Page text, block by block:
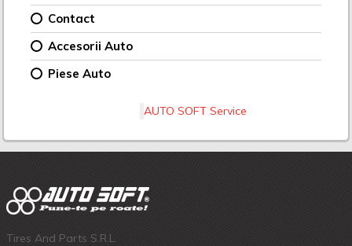
Contact
Accesorii Auto
Piese Auto
AUTO SOFT Service
Tires And Parts S.R.L.